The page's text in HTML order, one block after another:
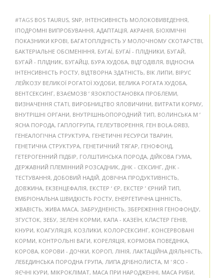
#TAGS BOS TAURUS, SNP, ІНТЕНСИВНІСТЬ МОЛОКОВИВЕДЕННЯ,
ІПОДРОМНІ ВИПРОБУВАННЯ, АДАПТАЦІЯ, АКРАНІЯ, БІОХІМІЧНІ
ПОКАЗНИКИ КРОВІ, БАГАТОПЛІДНІСТЬ У МОЛОЧНОМУ СКОТАРСТВІ,
БАКТЕРІАЛЬНЕ ОБСІМЕНІННЯ, БУГАЇ, БУГАЇ - ПЛІДНИКИ, БУГАЙ,
БУГАЙ - ПЛІДНИК, БУГАЙЦІ, БУРА ХУДОБА, ВІДГОДІВЛЯ, ВІДНОСНА
ІНТЕНСИВНІСТЬ РОСТУ, ВІДТВОРНА ЗДАТНІСТЬ, ВІК ЛИПИ, ВІРУС
ЛЕЙКОЗУ ВЕЛИКОЇ РОГАТОЇ ХУДОБИ, ВЕЛИКА РОГАТА ХУДОБА,
ВЕНТСЕКСИНГ, ВЗАЄМОЗВ ’ ЯЗОКПОСТАНОВКА ПРОБЛЕМИ,
ВИЗНАЧЕННЯ СТАТІ, ВИРОБНИЦТВО ЯЛОВИЧИНИ, ВИТРАТИ КОРМУ,
ВНУТРІШНІ ОРГАНИ, ВНУТРІШНЬОПОРОДНИЙ ТИП, ВОЛИНСЬКА М ’
ЯСНА ПОРОДА, ГАПЛОГРУПА, ГЕЛЕУТВОРЕННЯ, ГЕН BOLA-DRB3,
ГЕНЕАЛОГІЧНА СТРУКТУРА, ГЕНЕТИЧНІ РЕСУРСИ ТВАРИН,
ГЕНЕТИЧНА СТРУКТУРА, ГЕНЕТИЧНИЙ ТЯГАР, ГЕНОФОНД,
ГЕТЕРОГЕННИЙ ПІДБІР, ГОЛШТИНСЬКА ПОРОДА, ДІЙКОВА ГУМА,
ДЕРЖАВНИЙ ПЛЕМІННИЙ РОЗСАДНИК, ДНК - СЕКСИНГ, ДНК -
ТЕСТУВАННЯ, ДОБОВИЙ НАДІЙ, ДОВІЧНА ПРОДУКТИВНІСТЬ,
ДОВЖИНА, ЕКЗЕНЦЕФАЛІЯ, ЕКСТЕР ‘ ЄР, ЕКСТЕР ’ ЄРНИЙ ТИП,
ЕМБРІОНАЛЬНА ШВИДКІСТЬ РОСТУ, ЕНЕРГЕТИЧНА ЦІННІСТЬ,
ЖВАВІСТЬ, ЖИВА МАСА, ЗАБРУДНЕНІСТЬ, ЗБЕРЕЖЕННЯ ГЕНОФОНДУ,
ЗГУСТОК, ЗЕБУ, ЗЕЛЕНІ КОРМИ, КАПА - КАЗЕЇН, КЛАСТЕР ГЕНІВ,
КНУРИ, КОАГУЛЯЦІЯ, КОЗЛИКИ, КОЛОРСЕКСИНГ, КОНСЕРВОВАНІ
КОРМИ, КОНТРОЛЬНІ ВАГИ, КОРЕЛЯЦІЯ, КОРМОВА ПОВЕДІНКА,
КОРОВА, КОРОВИ - ДОЧКИ, КОРОП, ЛІНІЯ, ЛАКТАЦІЙНА ДІЯЛЬНІСТЬ,
ЛЕБЕДИНСЬКА ПОРОДНА ГРУПА, ЛИПА ДРІБНОЛИСТА, М ' ЯСО -
ЯЄЧНІ КУРИ, МІКРОКЛІМАТ, МАСА ПРИ НАРОДЖЕННІ, МАСА РИБИ,